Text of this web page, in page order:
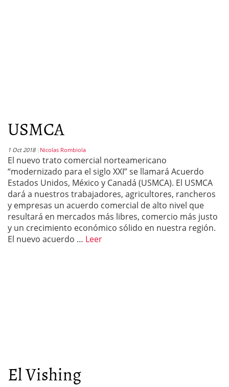
USMCA
1 Oct 2018 Nicolas Rombiola
El nuevo trato comercial norteamericano
“modernizado para el siglo XXI” se llamará Acuerdo
Estados Unidos, México y Canadá (USMCA). El USMCA
dará a nuestros trabajadores, agricultores, rancheros
y empresas un acuerdo comercial de alto nivel que
resultará en mercados más libres, comercio más justo
y un crecimiento económico sólido en nuestra región.
El nuevo acuerdo … Leer
El Vishing